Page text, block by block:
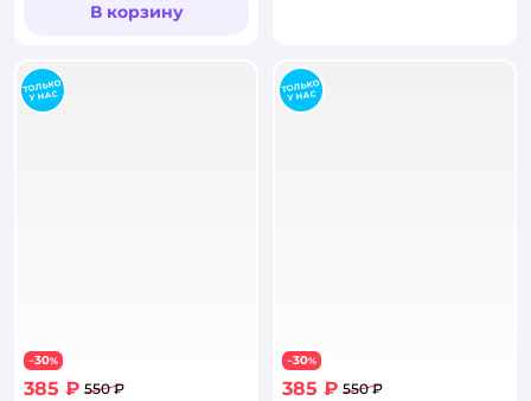
В корзину
−30%
385 ₽ 550 ₽
−30%
385 ₽ 550 ₽